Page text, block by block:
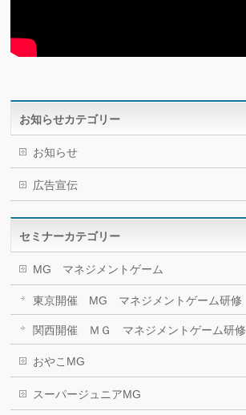
お知らせカテゴリー
お知らせ
広告宣伝
セミナーカテゴリー
MG マネジメントゲーム
東京開催 MG マネジメントゲーム研修
関西開催 ＭＧ マネジメントゲーム研修
おやこMG
スーパージュニアMG